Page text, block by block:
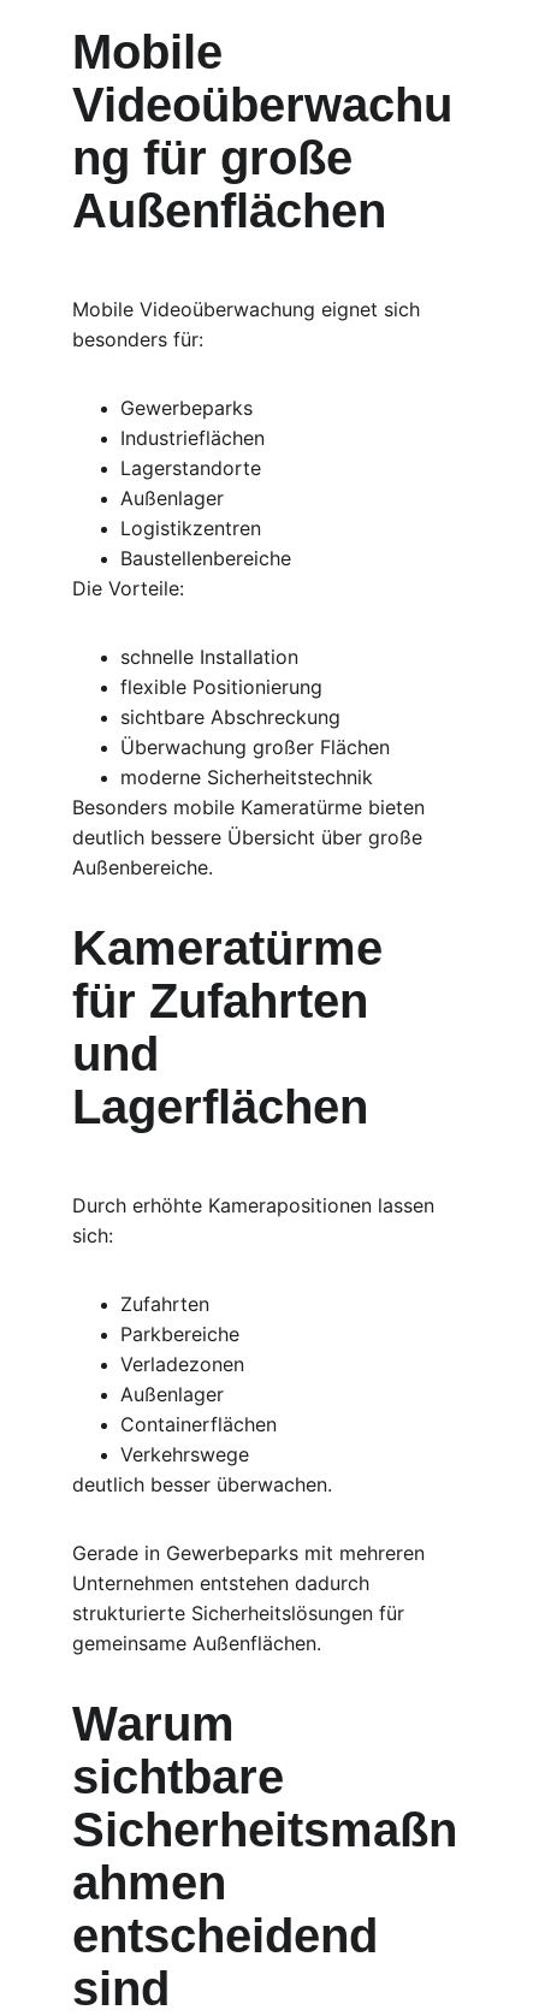
Mobile
Videoüberwachu
ng für große
Außenflächen
Mobile Videoüberwachung eignet sich
besonders für:
Gewerbeparks
Industrieflächen
Lagerstandorte
Außenlager
Logistikzentren
Baustellenbereiche
Die Vorteile:
schnelle Installation
flexible Positionierung
sichtbare Abschreckung
Überwachung großer Flächen
moderne Sicherheitstechnik
Besonders mobile Kameratürme bieten
deutlich bessere Übersicht über große
Außenbereiche.
Kameratürme
für Zufahrten
und
Lagerflächen
Durch erhöhte Kamerapositionen lassen
sich:
Zufahrten
Parkbereiche
Verladezonen
Außenlager
Containerflächen
Verkehrswege
deutlich besser überwachen.
Gerade in Gewerbeparks mit mehreren
Unternehmen entstehen dadurch
strukturierte Sicherheitslösungen für
gemeinsame Außenflächen.
Warum
sichtbare
Sicherheitsmaßn
ahmen
entscheidend
sind